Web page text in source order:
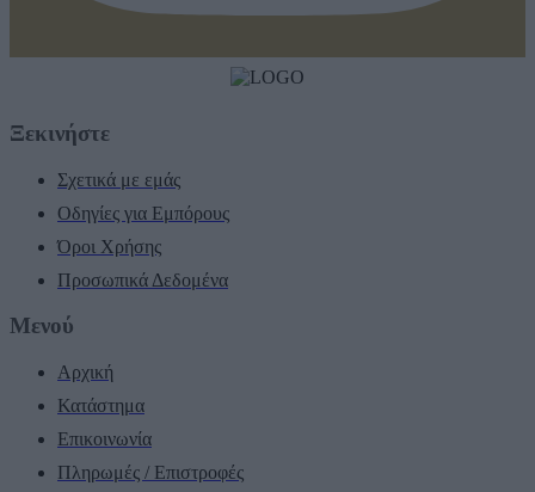
Ξεκινήστε
Σχετικά με εμάς
Οδηγίες για Εμπόρους
Όροι Χρήσης
Προσωπικά Δεδομένα
Μενού
Αρχική
Κατάστημα
Επικοινωνία
Πληρωμές / Επιστροφές